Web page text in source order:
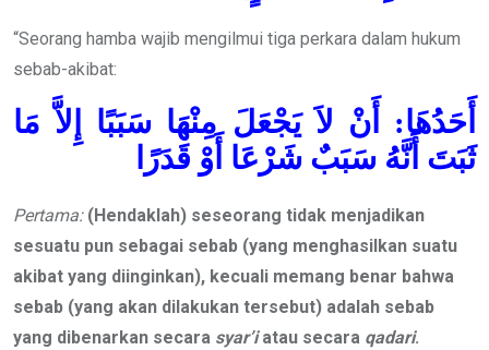
“Seorang hamba wajib mengilmui tiga perkara dalam hukum
sebab-akibat:
أَحَدُهَا: أَنْ لاَ يَجْعَلَ مِنْهَا سَبَبًا إِلاَّ مَا
ثَبَتَ أَنَّهُ سَبَبٌ شَرْعَا أَوْ قَدَرًا
Pertama: (Hendaklah) seseorang tidak menjadikan
sesuatu pun sebagai sebab (yang menghasilkan suatu
akibat yang diinginkan), kecuali memang benar bahwa
sebab (yang akan dilakukan tersebut) adalah sebab
yang dibenarkan secara syar’iatau secara qadari.